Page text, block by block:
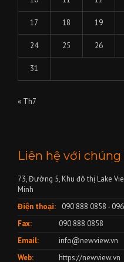
17 18 19
24 25 26
31
« Th7
Liên hệ với
73, Đường 5, Khu đô thị Lake
Minh
Điện thoại:
090 888 0858 -
Fax:
090 888 0858
Email:
info@newview.vn
Web:
https://newview.vn